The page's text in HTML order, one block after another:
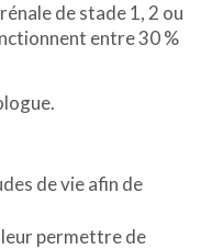
de stade 1, 2 ou
entre 30 %
de vie afin de
permettre de